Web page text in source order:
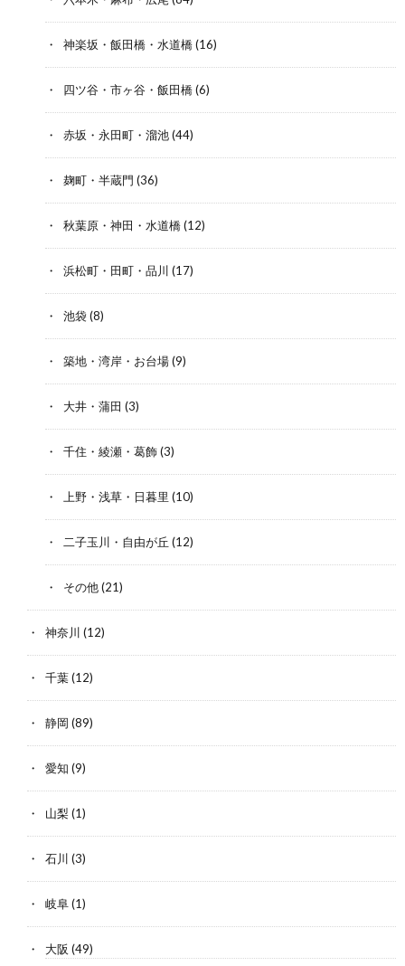
神楽坂・飯田橋・水道橋(16)
四ツ谷・市ヶ谷・飯田橋(6)
赤坂・永田町・溜池(44)
麹町・半蔵門 (36)
秋葉原・神田・水道橋(12)
浜松町・田町・品川 (17)
池袋(8)
築地・湾岸・お台場(9)
大井・蒲田 (3)
千住・綾瀬・葛飾(3)
上野・浅草・日暮里 (10)
二子玉川・自由が丘 (12)
その他(21)
神奈川 (12)
千葉(12)
静岡 (89)
愛知 (9)
山梨(1)
石川 (3)
岐阜(1)
大阪 (49)